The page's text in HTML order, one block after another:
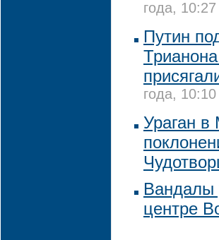
года, 10:27
Путин
года, 10:10
Ураган в
Вандалы
центре